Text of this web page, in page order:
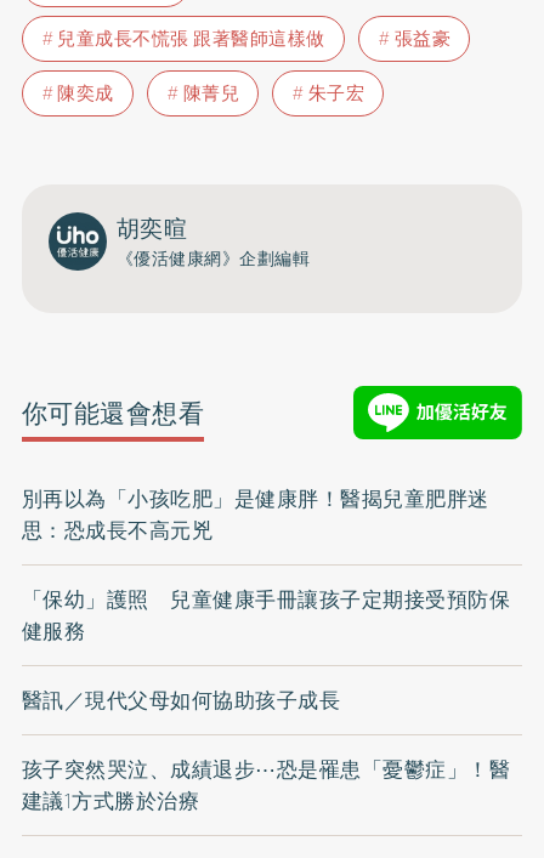
兒童成長不慌張 跟著醫師這樣做
張益豪
陳奕成
陳菁兒 朱子宏
胡奕暄
《優活健康網》企劃編輯
你可能還會想看
別再以為「小孩吃肥」是健康胖！醫揭兒童肥胖迷
思：恐成長不高元兇
「保幼」護照 兒童健康手冊讓孩子定期接受預防保
健服務
醫訊／現代父母如何協助孩子成長
孩子突然哭泣、成績退步⋯恐是罹患「憂鬱症」！醫
建議1方式勝於治療